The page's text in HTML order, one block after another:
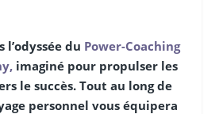
l’odyssée du Power-Coaching
imaginé pour propulser les
le succès. Tout au long de
personnel vous équipera